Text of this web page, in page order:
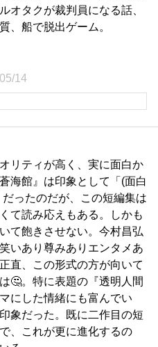
オタクが裁判員になる話、
、船で脱出ゲーム。
14
リティが高く、実に面白か
海館』は印象として「(面白
ったのだが、この短編集は
て読み応えもある。しかも
て飽きさせない。今村昌弘
いあり尊みありエンタメあ
直、この形式の方が向いて
🤔。特に表題の『透明人間
にした情緒にも富んでい
象だった。既に二作目の短
、これが更に進化するの